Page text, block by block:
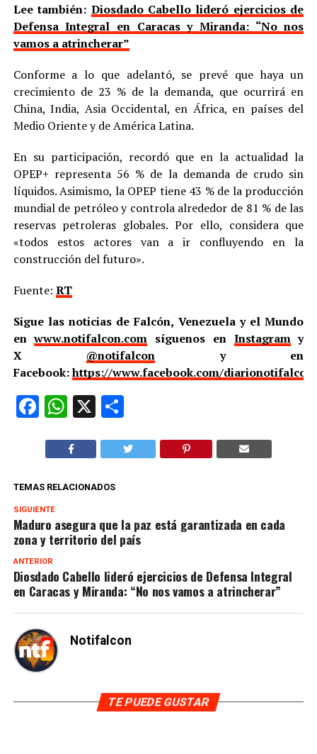
Lee también: Diosdado Cabello lideró ejercicios de
Defensa Integral en Caracas y Miranda: “No nos
vamos a atrincherar”
Conforme a lo que adelantó, se prevé que haya un
crecimiento de 23 % de la demanda, que ocurrirá en
China, India, Asia Occidental, en África, en países del
Medio Oriente y de América Latina.
En su participación, recordó que en la actualidad la
OPEP+ representa 56 % de la demanda de crudo sin
líquidos. Asimismo, la OPEP tiene 43 % de la producción
mundial de petróleo y controla alrededor de 81 % de las
reservas petroleras globales. Por ello, considera que
«todos estos actores van a ir confluyendo en la
construcción del futuro».
Fuente: RT
Sigue las noticias de Falcón, Venezuela y el Mundo
enwww.notifalcon.com síguenos en Instagramy
X @notifalcon y en
Facebook:https://www.facebook.com/
Facebook
WhatsApp
X Compartir
TEMAS RELACIONADOS
SIGUIENTE
Maduro asegura que la paz está garantizada en cada
zona y territorio del país
ANTERIOR
Diosdado Cabello lideró ejercicios de Defensa Integral
en Caracas y Miranda: “No nos vamos a atrincherar”
Notifalcon
TE PUEDE GUSTAR